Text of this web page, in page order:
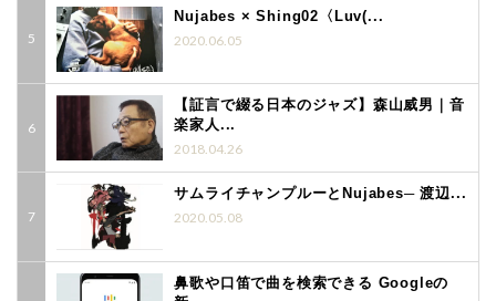
Nujabes × Shing02〈Luv(...
2020.06.05
【証言で綴る日本のジャズ】森山威男｜音
楽家人...
2018.04.26
サムライチャンプルーとNujabes─ 渡辺...
2020.05.08
鼻歌や口笛で曲を検索できる Googleの